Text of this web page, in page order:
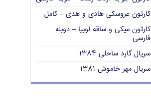
کارتون عروسکی هادی و هدی – کامل
کارتون میکی و ساقه لوبیا – دوبله
فارسی
سریال گارد ساحلی ۱۳۸۴
سریال مهر خاموش ۱۳۸۱